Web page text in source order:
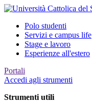
Polo studenti
Servizi e campus life
Stage e lavoro
Esperienze all'estero
Portali
Accedi agli strumenti
Strumenti utili